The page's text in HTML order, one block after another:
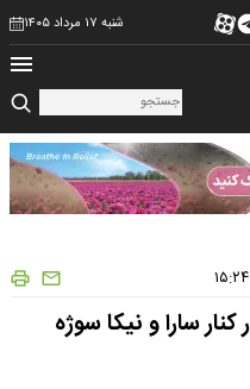
شنبه ۱۷ مرداد ۱۴۰۵
سارا و نیکا سوژه